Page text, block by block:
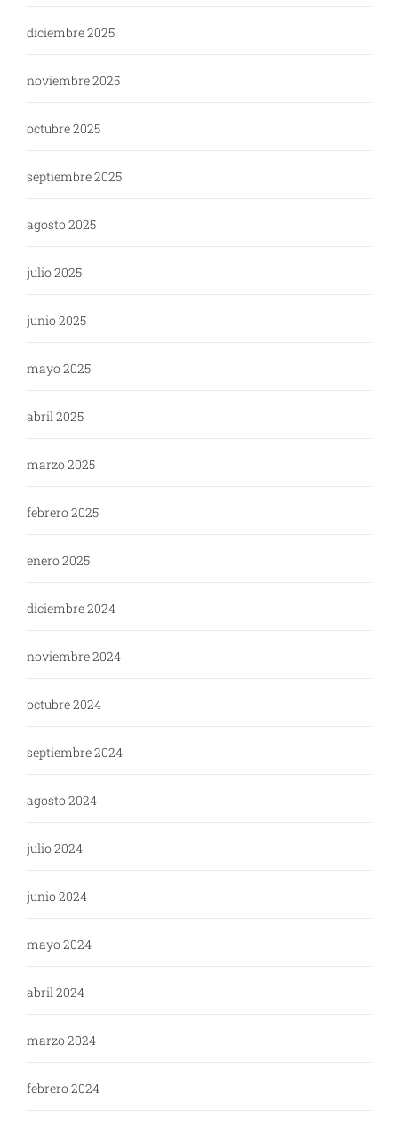
diciembre 2025
noviembre 2025
octubre 2025
septiembre 2025
agosto 2025
julio 2025
junio 2025
mayo 2025
abril 2025
marzo 2025
febrero 2025
enero 2025
diciembre 2024
noviembre 2024
octubre 2024
septiembre 2024
agosto 2024
julio 2024
junio 2024
mayo 2024
abril 2024
marzo 2024
febrero 2024